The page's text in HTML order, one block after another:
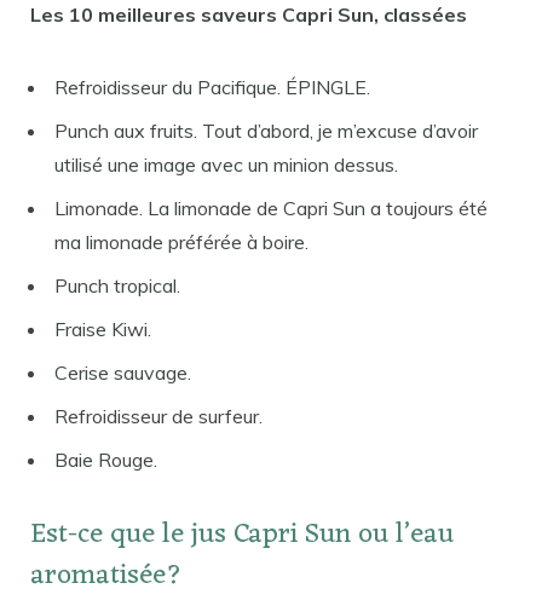
Les 10 meilleures saveurs Capri Sun, classées
Refroidisseur du Pacifique. ÉPINGLE.
Punch aux fruits. Tout d’abord, je m’excuse d’avoir
utilisé une image avec un minion dessus.
Limonade. La limonade de Capri Sun a toujours été
ma limonade préférée à boire.
Punch tropical.
Fraise Kiwi.
Cerise sauvage.
Refroidisseur de surfeur.
Baie Rouge.
Est-ce que le jus Capri Sun ou l’eau
aromatisée?